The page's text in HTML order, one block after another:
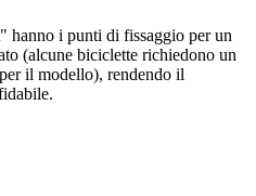
i punti di fissaggio per un
(alcune biciclette richiedono un
il modello), rendendo il